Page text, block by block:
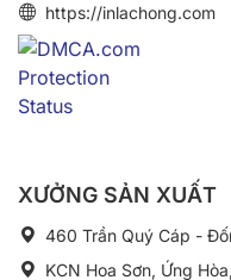
https://inlachong.com
XƯỞNG SẢN XUẤT
460 Trần Quý Cáp -
KCN Hoa Sơn, Ứng